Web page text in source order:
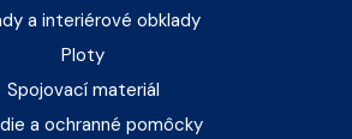
a interiérové obklady
Ploty
Spojovací materiál
a ochranné pomôcky